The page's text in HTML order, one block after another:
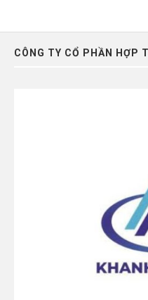
CÔNG TY CỔ PHẦN HỢP